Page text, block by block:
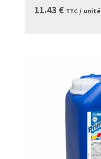
11.43 € TTC / unité